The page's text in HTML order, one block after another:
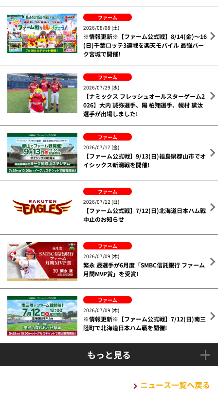
ファーム
2026/08/08 (土)
※情報更新※【ファーム公式戦】8/14(金)～16
(日)千葉ロッテ3連戦を楽天モバイル 最強パー
ク宮城で開催!
ファーム
2026/07/29 (水)
【ナミックス フレッシュオールスターゲーム2
026】大内 誠弥選手、陽 柏翔選手、幌村 黛汰
選手が出場しました!
ファーム
2026/07/17 (金)
【ファーム公式戦】9/13(日)福島県郡山市でオ
イシックス新潟戦を開催!
ファーム
2026/07/12 (日)
【ファーム公式戦】7/12(日)北海道日本ハム戦
中止のお知らせ
ファーム
2026/07/09 (木)
繁永 晟選手が6月度「SMBC信託銀行 ファーム
月間MVP賞」を受賞!
ファーム
2026/07/09 (木)
※情報更新※【ファーム公式戦】7/12(日)南三
陸町で北海道日本ハム戦を開催!
もっと見る
ニュース一覧へ戻る